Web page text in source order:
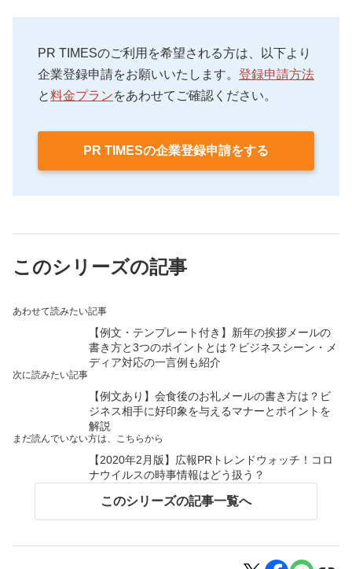
PR TIMESのご利用を希望される方は、以下より
企業登録申請をお願いいたします。 登録申請方法
と料金プランをあわせてご確認ください。
PR TIMESの企業登録申請をする
このシリーズの記事
あわせて読みたい記事
【例文・テンプレート付き】新年の挨拶メールの
書き方と3つのポイントとは？ビジネスシーン・メ
ディア対応の一言例も紹介
次に読みたい記事
【例文あり】会食後のお礼メールの書き方は？ビ
ジネス相手に好印象を与えるマナーとポイントを
解説
まだ読んでいない方は、こちらから
【2020年2月版】広報PRトレンドウォッチ！コロ
ナウイルスの時事情報はどう扱う？
このシリーズの記事一覧へ